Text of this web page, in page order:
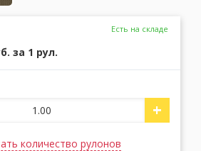
Есть на складе
за 1 рул.
+
количество рулонов